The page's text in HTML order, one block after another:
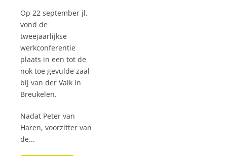
Op 22 september jl.
vond de
tweejaarlijkse
werkconferentie
plaats in een tot de
nok toe gevulde zaal
bij van der Valk in
Breukelen.
Nadat Peter van
Haren, voorzitter van
de...